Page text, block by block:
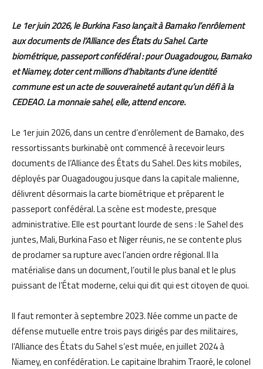
Le 1er juin 2026, le Burkina Faso lançait à Bamako l’enrôlement
aux documents de l’Alliance des États du Sahel. Carte
biométrique, passeport confédéral : pour Ouagadougou, Bamako
et Niamey, doter cent millions d’habitants d’une identité
commune est un acte de souveraineté autant qu’un défi à la
CEDEAO. La monnaie sahel, elle, attend encore.
Le 1er juin 2026, dans un centre d’enrôlement de Bamako, des
ressortissants burkinabè ont commencé à recevoir leurs
documents de l’Alliance des États du Sahel. Des kits mobiles,
déployés par Ouagadougou jusque dans la capitale malienne,
délivrent désormais la carte biométrique et préparent le
passeport confédéral. La scène est modeste, presque
administrative. Elle est pourtant lourde de sens : le Sahel des
juntes, Mali, Burkina Faso et Niger réunis, ne se contente plus
de proclamer sa rupture avec l’ancien ordre régional. Il la
matérialise dans un document, l’outil le plus banal et le plus
puissant de l’État moderne, celui qui dit qui est citoyen de quoi.
Il faut remonter à septembre 2023. Née comme un pacte de
défense mutuelle entre trois pays dirigés par des militaires,
l’Alliance des États du Sahel s’est muée, en juillet 2024 à
Niamey, en confédération. Le capitaine Ibrahim Traoré, le colonel